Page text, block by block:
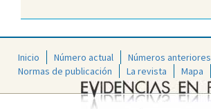
Inicio Número actual
Números anteriores
Normas de publicación
La revista Mapa